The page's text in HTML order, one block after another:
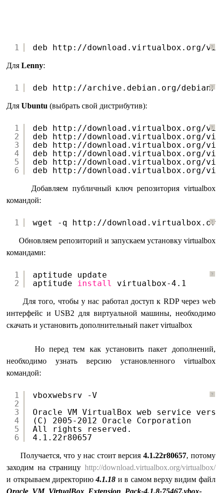
?
1 deb http: //download .virtualbox.org/
ДляLenny:
?
1 deb http: //archive .debian.org/debian/
ДляUbuntu(выбрать свой дистрибутив):
?
1
2
3
4
5
6
deb http: //download .virtualbox.org/
deb http: //download .virtualbox.org/
deb http: //download .virtualbox.org/
deb http: //download .virtualbox.org/
deb http: //download .virtualbox.org/
deb http: //download .virtualbox.org/
Добавляем публичный ключ репозитория virtualbox
командой:
?
1 wget -q http: //download .virtualbox.org
Обновляем репозиторий и запускаем установку virtualbox
командами:
?
1
2
aptitude update
aptitude install virtualbox-4.1
Для того, чтобы у нас работал доступ к RDP через web
интерфейс и USB2 для виртуальной машины, необходимо
скачать и установить дополнительный пакет virtualbox
Но перед тем как установить пакет дополнений,
необходимо узнать версию установленного virtualbox
командой:
?
1
2
3
4
5
6
vboxwebsrv -V
Oracle VM VirtualBox web service
(C) 2005-2012 Oracle Corporation
All rights reserved.
4.1.22r80657
Получается, что у нас стоит версия4.1.22r80657, потому
заходим на страницу http://download.virtualbox.org/virtualbox/
и открываем директорию4.1.18 и в самом верху видим файл